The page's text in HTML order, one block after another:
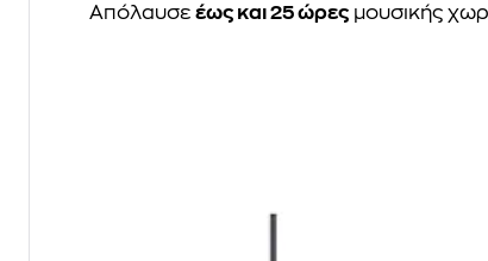
Απόλαυσε έως και 25 ώρεςμουσικής